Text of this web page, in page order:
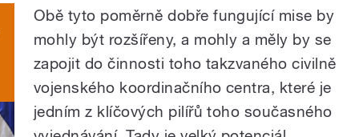
Obě tyto poměrně dobře fungující mise by
mohly být rozšířeny, a mohly a měly by se
zapojit do činnosti toho takzvaného civilně
vojenského koordinačního centra, které je
jedním z klíčových pilířů toho současného